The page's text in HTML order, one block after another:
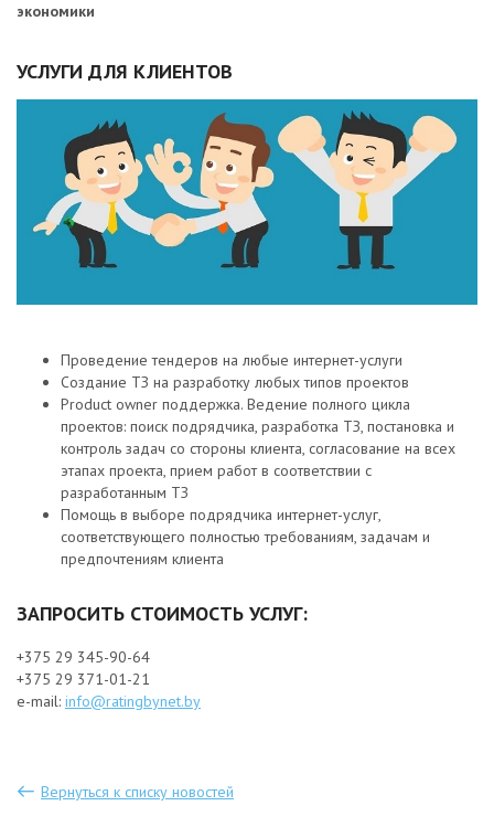
экономики
УСЛУГИ ДЛЯ КЛИЕНТОВ
Проведение тендеров на любые интернет-услуги
Создание ТЗ на разработку любых типов проектов
Product owner поддержка. Ведение полного цикла
проектов: поиск подрядчика, разработка ТЗ, постановка и
контроль задач со стороны клиента, согласование на всех
этапах проекта, прием работ в соответствии с
разработанным ТЗ
Помощь в выборе подрядчика интернет-услуг,
соответствующего полностью требованиям, задачам и
предпочтениям клиента
ЗАПРОСИТЬ СТОИМОСТЬ УСЛУГ:
+375 29 345-90-64
+375 29 371-01-21
e-mail: info@ratingbynet.by
Вернуться к списку новостей